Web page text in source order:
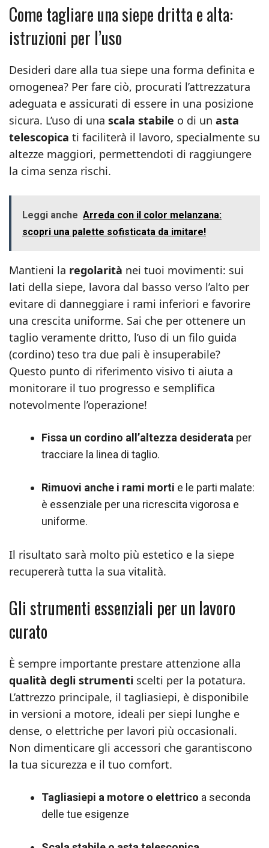
Come tagliare una siepe dritta e alta:
istruzioni per l’uso
Desideri dare alla tua siepe una forma definita e
omogenea? Per fare ciò, procurati l’attrezzatura
adeguata e assicurati di essere in una posizione
sicura. L’uso di una scala stabile o di un asta
telescopica ti faciliterà il lavoro, specialmente su
altezze maggiori, permettendoti di raggiungere
la cima senza rischi.
Leggi anche Arreda con il color melanzana:
scopri una palette sofisticata da imitare!
Mantieni la regolarità nei tuoi movimenti: sui
lati della siepe, lavora dal basso verso l’alto per
evitare di danneggiare i rami inferiori e favorire
una crescita uniforme. Sai che per ottenere un
taglio veramente dritto, l’uso di un filo guida
(cordino) teso tra due pali è insuperabile?
Questo punto di riferimento visivo ti aiuta a
monitorare il tuo progresso e semplifica
notevolmente l’operazione!
Fissa un cordino all’altezza desiderata per
tracciare la linea di taglio.
Rimuovi anche i rami morti e le parti malate:
è essenziale per una ricrescita vigorosa e
uniforme.
Il risultato sarà molto più estetico e la siepe
recupererà tutta la sua vitalità.
Gli strumenti essenziali per un lavoro
curato
È sempre importante prestare attenzione alla
qualità degli strumenti scelti per la potatura.
L’attrezzo principale, il tagliasiepi, è disponibile
in versioni a motore, ideali per siepi lunghe e
dense, o elettriche per lavori più occasionali.
Non dimenticare gli accessori che garantiscono
la tua sicurezza e il tuo comfort.
Tagliasiepi a motore o elettrico a seconda
delle tue esigenze